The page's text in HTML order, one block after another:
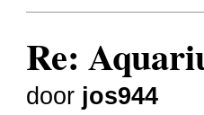
Re:
door jos944